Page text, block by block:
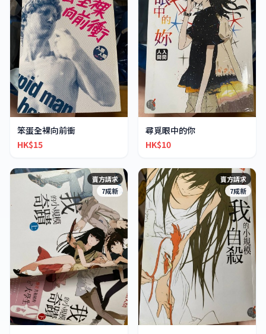
笨蛋全裸向前衝
HK$15
尋覓眼中的你
HK$10
賣方請求
7成新
賣方請求
7成新